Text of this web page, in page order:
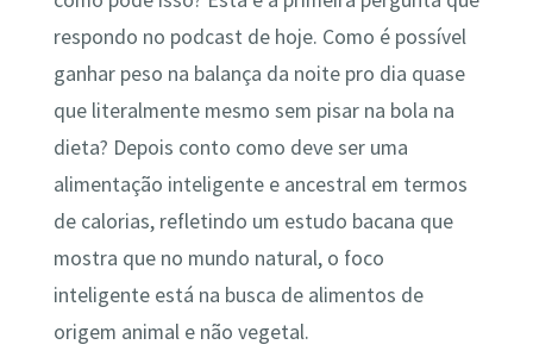
respondo no podcast de hoje. Como é possível
ganhar peso na balança da noite pro dia quase
que literalmente mesmo sem pisar na bola na
dieta? Depois conto como deve ser uma
alimentação inteligente e ancestral em termos
de calorias, refletindo um estudo bacana que
mostra que no mundo natural, o foco
inteligente está na busca de alimentos de
origem animal e não vegetal.